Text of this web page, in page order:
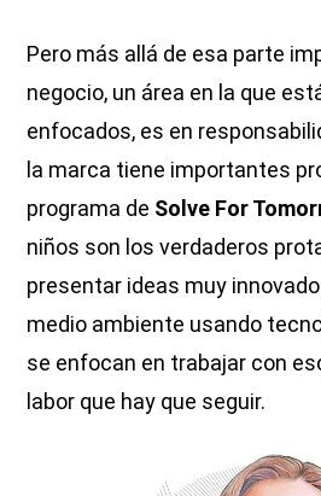
Pero más allá de esa parte
negocio, un área en la que
enfocados, es en
la marca tiene importantes
programa de Solve For
niños son los verdaderos
presentar ideas muy
medio ambiente usando
se enfocan en trabajar con
labor que hay que seguir.